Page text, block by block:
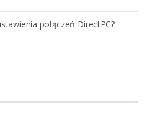
połączeń DirectPC?